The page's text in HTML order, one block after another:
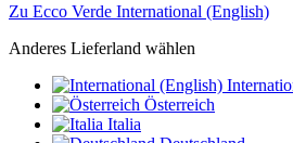
Zu Ecco Verde International (English)
Anderes Lieferland wählen
Österreich
Italia